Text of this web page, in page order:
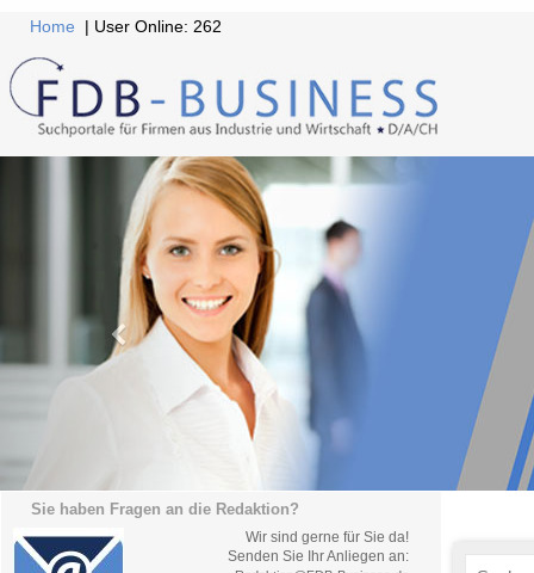
Home | User Online: 262
Sie haben Fragen an die Redaktion?
Wir sind gerne für Sie da!
Senden Sie Ihr Anliegen an: